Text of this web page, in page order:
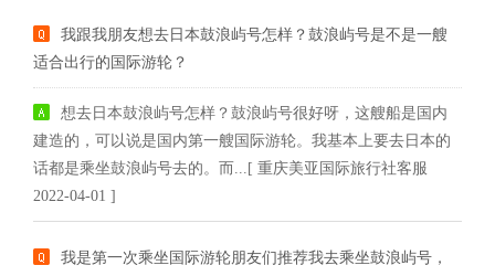
我跟我朋友想去日本鼓浪屿号怎样？鼓浪屿号是不是一艘
适合出行的国际游轮？
想去日本鼓浪屿号怎样？鼓浪屿号很好呀，这艘船是国内
建造的，可以说是国内第一艘国际游轮。我基本上要去日本的
话都是乘坐鼓浪屿号去的。而...[ 重庆美亚国际旅行社客服
2022-04-01 ]
我是第一次乘坐国际游轮朋友们推荐我去乘坐鼓浪屿号，